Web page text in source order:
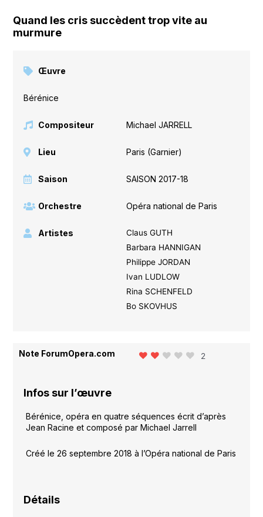
Quand les cris succèdent trop vite au
murmure
Œuvre
Bérénice
Compositeur Michael JARRELL
Lieu Paris (Garnier)
Saison SAISON 2017-18
Orchestre Opéra national de Paris
Artistes
Claus GUTH
Barbara HANNIGAN
Philippe JORDAN
Ivan LUDLOW
Rina SCHENFELD
Bo SKOVHUS
Note ForumOpera.com 2
Infos sur l’œuvre
Bérénice, opéra en quatre séquences écrit d’après
Jean Racine et composé par Michael Jarrell
Créé le 26 septembre 2018 à l’Opéra national de Paris
Détails